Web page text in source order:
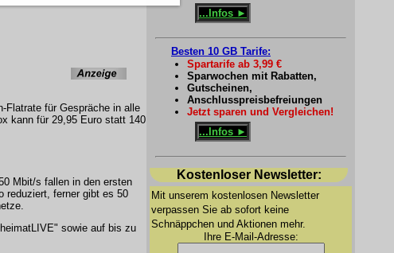
Flatrate für Gespräche in alle
kann für 29,95 Euro statt 140
Mbit/s fallen in den ersten
reduziert, ferner gibt es 50
sowie auf bis zu
...Infos ►
Besten 10 GB Tarife:
Spartarife ab 3,99 €
Sparwochen mit Rabatten,
Gutscheinen,
Anschlusspreisbefreiungen
Jetzt sparen und Vergleichen!
...Infos ►
Kostenloser Newsletter:
Mit unserem kostenlosen Newsletter
verpassen Sie ab sofort keine
Schnäppchen und Aktionen mehr.
Ihre E-Mail-Adresse: